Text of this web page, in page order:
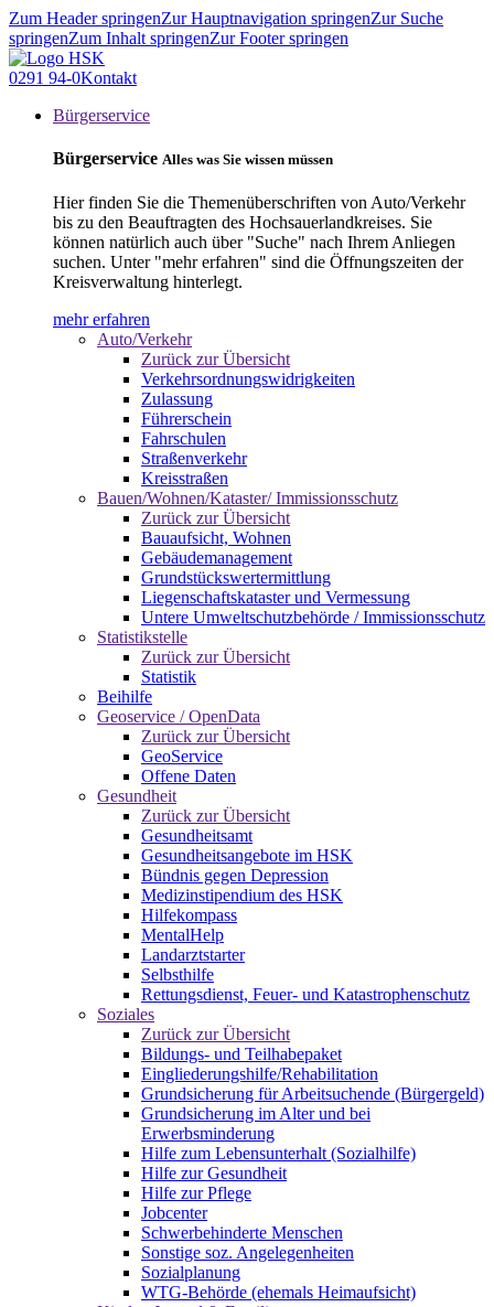
Zum Header springenZur Hauptnavigation springenZur Suche
springenZum Inhalt springenZur Footer springen
0291 94-0Kontakt
Bürgerservice
Bürgerservice Alles was Sie wissen müssen
Hier finden Sie die Themenüberschriften von Auto/Verkehr
bis zu den Beauftragten des Hochsauerlandkreises. Sie
können natürlich auch über "Suche" nach Ihrem Anliegen
suchen. Unter "mehr erfahren" sind die Öffnungszeiten der
Kreisverwaltung hinterlegt.
mehr erfahren
Auto/Verkehr
Zurück zur Übersicht
Verkehrsordnungswidrigkeiten
Zulassung
Führerschein
Fahrschulen
Straßenverkehr
Kreisstraßen
Bauen/Wohnen/Kataster/ Immissionsschutz
Zurück zur Übersicht
Bauaufsicht, Wohnen
Gebäudemanagement
Grundstückswertermittlung
Liegenschaftskataster und Vermessung
Untere Umweltschutzbehörde / Immissionsschutz
Statistikstelle
Zurück zur Übersicht
Statistik
Beihilfe
Geoservice / OpenData
Zurück zur Übersicht
GeoService
Offene Daten
Gesundheit
Zurück zur Übersicht
Gesundheitsamt
Gesundheitsangebote im HSK
Bündnis gegen Depression
Medizinstipendium des HSK
Hilfekompass
MentalHelp
Landarztstarter
Selbsthilfe
Rettungsdienst, Feuer- und Katastrophenschutz
Soziales
Zurück zur Übersicht
Bildungs- und Teilhabepaket
Eingliederungshilfe/Rehabilitation
Grundsicherung für Arbeitsuchende (Bürgergeld)
Grundsicherung im Alter und bei
Erwerbsminderung
Hilfe zum Lebensunterhalt (Sozialhilfe)
Hilfe zur Gesundheit
Hilfe zur Pflege
Jobcenter
Schwerbehinderte Menschen
Sonstige soz. Angelegenheiten
Sozialplanung
WTG-Behörde (ehemals Heimaufsicht)